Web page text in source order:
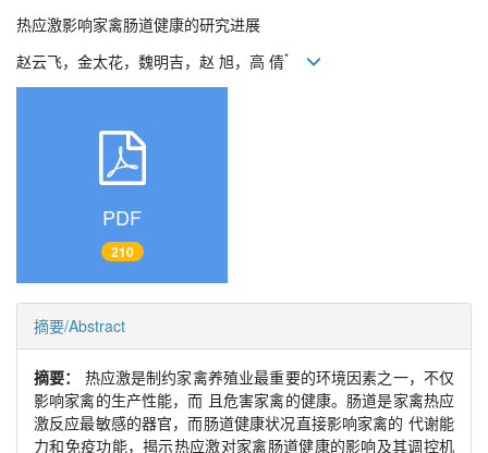
热应激影响家禽肠道健康的研究进展
赵云飞，金太花，魏明吉，赵 旭，高 倩*
PDF
210
摘要/Abstract
摘要： 热应激是制约家禽养殖业最重要的环境因素之一，不仅
影响家禽的生产性能，而 且危害家禽的健康。肠道是家禽热应
激反应最敏感的器官，而肠道健康状况直接影响家禽的 代谢能
力和免疫功能，揭示热应激对家禽肠道健康的影响及其调控机